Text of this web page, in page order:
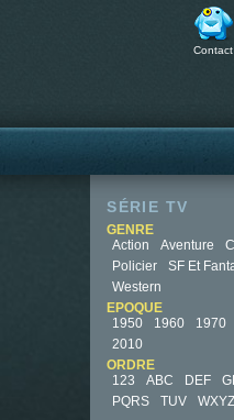
Contact
SÉRIE TV
GENRE
Action
Aventure
Policier
SF Et
Western
EPOQUE
1950
1960 1970
2010
ORDRE
123
ABC DEF
PQRS
TUV WXYZ